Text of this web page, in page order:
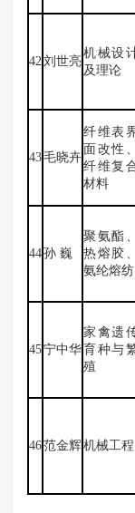
42刘世亮
机械设
及理论
43毛晓卉
纤维表
面改性、
纤维复
材料
44孙 巍
聚氨酯、
热熔胶、
氨纶熔纺
45宁中华
家禽遗
育种与
殖
46范金辉机械工程